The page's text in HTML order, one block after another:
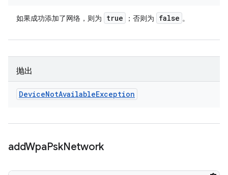
如果成功添加了网络，则为 true ；否则为 false 。
抛出
DeviceNotAvailableException
addWpaPskNetwork